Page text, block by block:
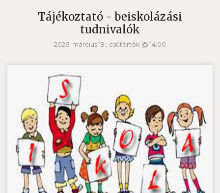
Tájékoztató - beiskolázási
tudnivalók
2026. március 19., csütörtök @ 14:00